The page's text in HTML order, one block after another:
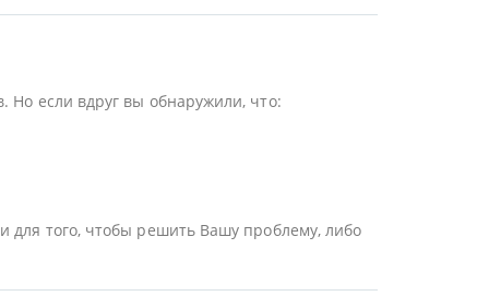
Но если вдруг вы обнаружили, что:
для того, чтобы решить Вашу проблему, либо